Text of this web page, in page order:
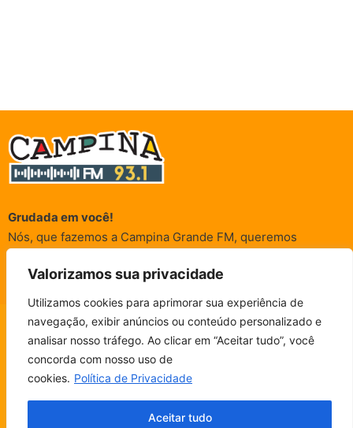
Valorizamos sua privacidade
Utilizamos cookies para aprimorar sua experiência de
navegação, exibir anúncios ou conteúdo personalizado e
analisar nosso tráfego. Ao clicar em “Aceitar tudo”, você
concorda com nosso uso de
cookies. Política de Privacidade
Aceitar tudo
CAMPINA FM - AO VIVO
ESCUTE SEM PARAR!
Grudada em você!
Nós, que fazemos a Campina Grande FM, queremos
acompanham sempre. É para vocês que a Rádio existe e por
vocês que as informações (informativas, de entretenimento,
promocionais e de conscientização) são realizadas.
© Campina FM 1978 – 2026. Termos de Uso
rox PublicidadeFala, ouvinte!